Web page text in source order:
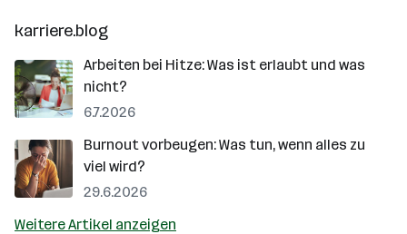
karriere.blog
Arbeiten bei Hitze: Was ist erlaubt und was
nicht?
6.7.2026
Burnout vorbeugen: Was tun, wenn alles zu
viel wird?
29.6.2026
Weitere Artikel anzeigen